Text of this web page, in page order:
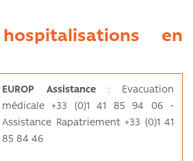
en
EUROP Assistance : Evacuation
médicale +33 (0)1 41 85 94 06 -
Assistance Rapatriement +33 (0)1 41
85 84 46